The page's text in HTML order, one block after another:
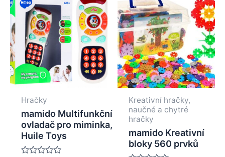
Hračky
mamido Multifunkční
ovladač pro miminka,
Huile Toys
Kreativní hračky,
naučné a chytré
hračky
mamido Kreativní
bloky 560 prvků